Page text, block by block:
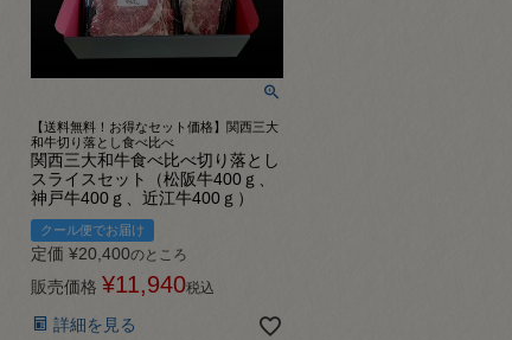
【送料無料！お得なセット価格】関西三大
和牛切り落とし食べ比べ
関西三大和牛食べ比べ切り落とし
スライスセット（松阪牛400ｇ、
神戸牛400ｇ、近江牛400ｇ）
クール便でお届け
定価 ¥20,400のところ
販売価格 ¥11,940税込
詳細を見る